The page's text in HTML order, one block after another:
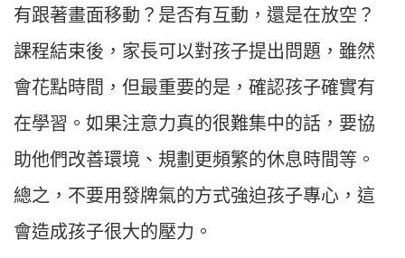
有跟著畫面移動？是否有互動，還是在放空？
課程結束後，家長可以對孩子提出問題，雖然
會花點時間，但最重要的是，確認孩子確實有
在學習。如果注意力真的很難集中的話，要協
助他們改善環境、規劃更頻繁的休息時間等。
總之，不要用發牌氣的方式強迫孩子專心，這
會造成孩子很大的壓力。​​